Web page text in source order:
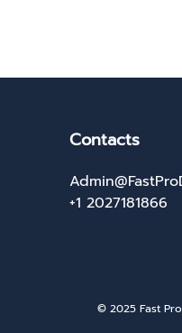
Contacts
+1 2027181866
© 2025 Fast